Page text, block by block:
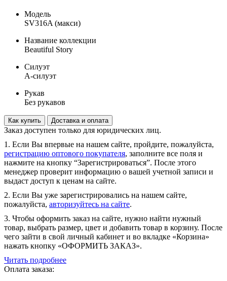
Модель
SV316A (макси)
Название коллекции
Beautiful Story
Силуэт
А-силуэт
Рукав
Без рукавов
Как купить Доставка и оплата
Заказ доступен только для юридических лиц.
1. Если Вы впервые на нашем сайте, пройдите, пожалуйста,
регистрацию оптового покупателя, заполните все поля и
нажмите на кнопку “Зарегистрироваться”. После этого
менеджер проверит информацию о вашей учетной записи и
выдаст доступ к ценам на сайте.
2. Если Вы уже зарегистрировались на нашем сайте,
пожалуйста, авторизуйтесь на сайте.
3. Чтобы оформить заказ на сайте, нужно найти нужный
товар, выбрать размер, цвет и добавить товар в корзину. После
чего зайти в свой личный кабинет и во вкладке «Корзина»
нажать кнопку «ОФОРМИТЬ ЗАКАЗ».
Читать подробнее
Оплата заказа: